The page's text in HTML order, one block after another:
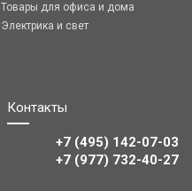
Товары для офиса и дома
Электрика и свет
Контакты
+7 (495) 142-07-03
‎‎+7 (977) 732-40-27